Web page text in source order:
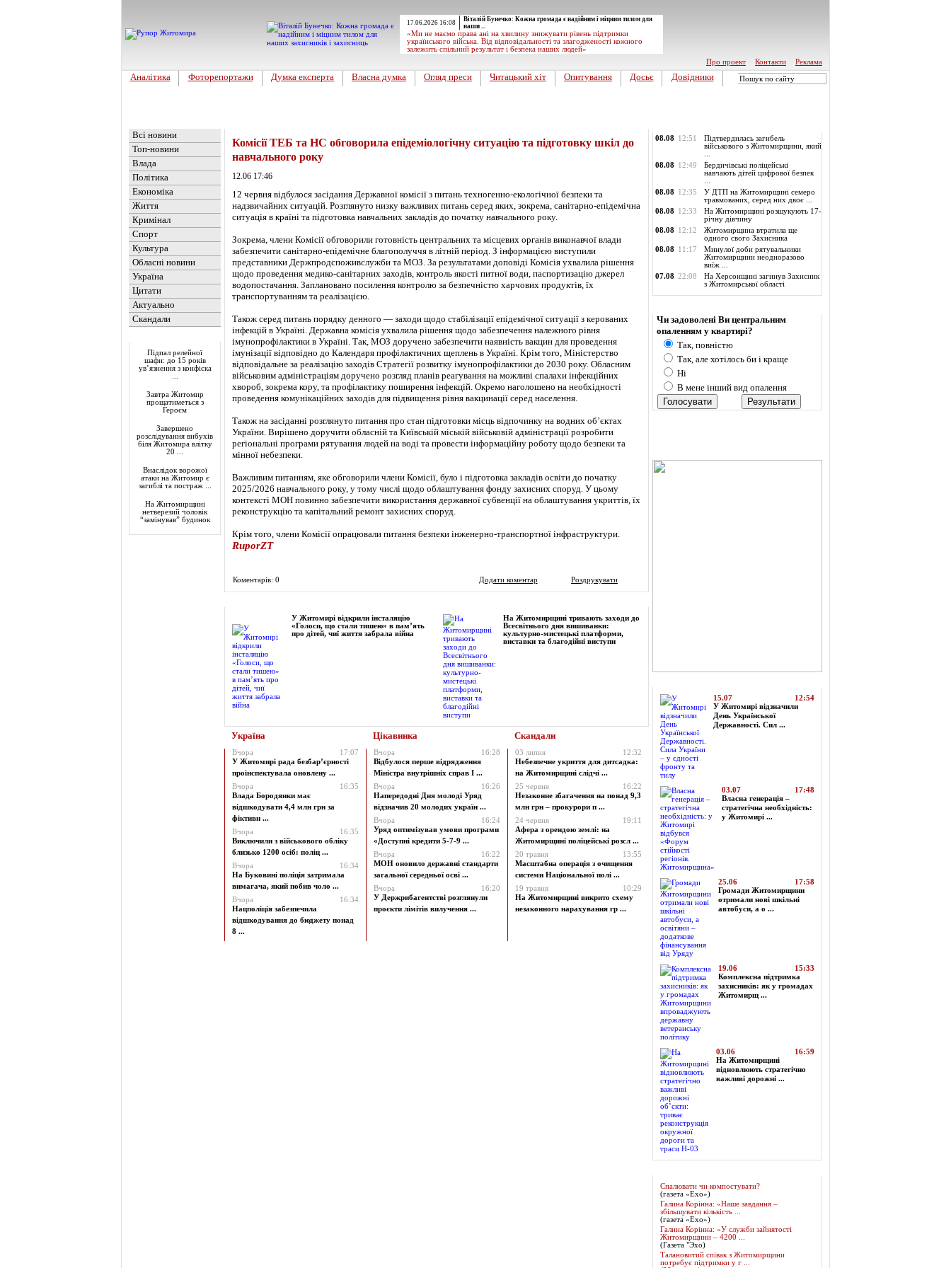
17.06.2026 16:08
Віталій Бунечко: Кожна громада є надійним і міцним тилом для
наши ...
«Ми не маємо права ані на хвилину знижувати рівень підтримки
українського війська. Від відповідальності та злагодженості кожного
залежить спільний результат і безпека наших людей»
Про проект
Контакти Реклама
Аналітика Фоторепортажи Думка експерта Власна думка Огляд преси Читацький хіт Опитування Досьє Довідники
Всі новини
Топ-новини
Влада
Політика
Економіка
Життя
Кримінал
Спорт
Культура
Обласні новини
Україна
Цитати
Актуально
Скандали
Підпал релейної
шафи: до 15 років
ув’язнення з конфіска
Завтра Житомир
прощатиметься з
Героєм
Завершено
розслідування вибухів
біля Житомира влітку
20 ...
Внаслідок ворожої
атаки на Житомир є
загиблі та постраж ...
На Житомирщині
нетверезий чоловік
“замінував” будинок
Комісії ТЕБ та НС обговорила епідеміологічну ситуацію та підготовку шкіл до
навчального року
12.06 17:46
12 червня відбулося засідання Державної комісії з питань техногенно-екологічної безпеки та
надзвичайних ситуацій. Розглянуто низку важливих питань серед яких, зокрема, санітарно-епідемічна
ситуація в країні та підготовка навчальних закладів до початку навчального року.
Зокрема, члени Комісії обговорили готовність центральних та місцевих органів виконавчої влади
забезпечити санітарно-епідемічне благополуччя в літній період. З інформацією виступили
представники Держпродспоживслужби та МОЗ. За результатами доповіді Комісія ухвалила рішення
щодо проведення медико-санітарних заходів, контроль якості питної води, паспортизацію джерел
водопостачання. Заплановано посилення контролю за безпечністю харчових продуктів, їх
транспортуванням та реалізацією.
Також серед питань порядку денного — заходи щодо стабілізації епідемічної ситуації з керованих
інфекцій в Україні. Державна комісія ухвалила рішення щодо забезпечення належного рівня
імунопрофілактики в Україні. Так, МОЗ доручено забезпечити наявність вакцин для проведення
імунізації відповідно до Календаря профілактичних щеплень в Україні. Крім того, Міністерство
відповідальне за реалізацію заходів Стратегії розвитку імунопрофілактики до 2030 року. Обласним
військовим адміністраціям доручено розгляд планів реагування на можливі спалахи інфекційних
хвороб, зокрема кору, та профілактику поширення інфекцій. Окремо наголошено на необхідності
проведення комунікаційних заходів для підвищення рівня вакцинації серед населення.
Також на засіданні розглянуто питання про стан підготовки місць відпочинку на водних об’єктах
України. Вирішено доручити обласній та Київській міській військовій адміністрації розробити
регіональні програми рятування людей на воді та провести інформаційну роботу щодо безпеки та
мінної небезпеки.
Важливим питанням, яке обговорили члени Комісії, було і підготовка закладів освіти до початку
2025/2026 навчального року, у тому числі щодо облаштування фонду захисних споруд. У цьому
контексті МОН повинно забезпечити використання державної субвенції на облаштування укриттів, їх
реконструкцію та капітальний ремонт захисних споруд.
Крім того, члени Комісії опрацювали питання безпеки інженерно-транспортної інфраструктури.
RuporZT
Коментарів: 0 Додати коментар Роздрукувати
У Житомирі відкрили інсталяцію
«Голоси, що стали тишею» в пам’ять
про дітей, чиї життя забрала війна
На Житомирщині тривають заходи до
Всесвітнього дня вишиванки:
культурно-мистецькі платформи,
виставки та благодійні виступи
Україна Цікавинка Скандали
Вчора
17:07
У Житомирі рада безбар’єрності
проінспектувала оновлену ...
Вчора
16:35
Влада Бородянки має
відшкодувати 4,4 млн грн за
фіктивн ...
Вчора
16:35
Виключили з військового обліку
близько 1200 осіб: поліц ...
Вчора
16:34
На Буковині поліція затримала
вимагача, який побив чоло ...
Вчора
16:34
Нацполіція забезпечила
відшкодування до бюджету понад
8 ...
Вчора
16:28
Відбулося перше відрядження
Міністра внутрішніх справ І ...
Вчора
16:26
Напередодні Дня молоді Уряд
відзначив 20 молодих україн ...
Вчора
16:24
Уряд оптимізував умови програми
«Доступні кредити 5-7-9 ...
Вчора
16:22
МОН оновило державні стандарти
загальної середньої осві ...
Вчора
16:20
У Держрибагентстві розглянули
проєкти лімітів вилучення ...
03 липня
12:32
Небезпечне укриття для дитсадка:
на Житомирщині слідчі ...
25 червня
16:22
Незаконне збагачення на понад 9,3
млн грн – прокурори п ...
24 червня
19:11
Афера з орендою землі: на
Житомирщині поліцейські розсл ...
20 травня
13:55
Масштабна операція з очищення
системи Національної полі ...
19 травня
10:29
На Житомирщині викрито схему
незаконного нарахування гр ...
08.08 12:51
Підтвердилась загибель
військового з Житомирщини, який
08.08 12:49
Бердичівські поліцейські
навчають дітей цифрової безпек
08.08 12:35
У ДТП на Житомирщині семеро
травмованих, серед них двоє ...
08.08 12:33
На Житомирщині розшукують 17-
річну дівчину
08.08 12:12
Житомирщина втратила ще
одного свого Захисника
08.08 11:17
Минулої доби рятувальники
Житомирщини неодноразово
виїж ...
07.08 22:08
На Херсонщині загинув Захисник
з Житомирської області
Чи задоволені Ви центральним
опаленням у квартирі?
Так, повністю
Так, але хотілось би і краще
Ні
В мене інший вид опалення
15.07
12:54
У Житомирі відзначили
День Української
Державності. Сил ...
03.07
17:48
Власна генерація –
стратегічна необхідність:
у Житомирі ...
25.06
17:58
Громади Житомирщини
отримали нові шкільні
автобуси, а о ...
19.06
15:33
Комплексна підтримка
захисників: як у громадах
Житомирщ ...
03.06
16:59
На Житомирщині
відновлюють стратегічно
важливі дорожні ...
Спалювати чи компостувати?
(газета «Ехо»)
Галина Корінна: «Наше завдання –
збільшувати кількість ...
(газета «Ехо»)
Галина Корінна: «У служби зайнятості
Житомирщини – 4200 ...
(Газета "Эхо)
Талановитий співак з Житомирщини
потребує підтримки у г ...